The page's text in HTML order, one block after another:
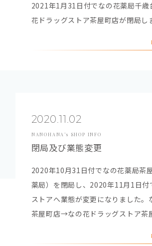
2021年1月31日付でなの花薬局千歳
花ドラッグストア茶屋町店が閉局し
2020.11.02
NANOHANA’s SHOP INFO
閉局及び業態変更
2020年10月31日付でなの花薬局茶
薬局）を閉局し、2020年11月1日付
ストアへ業態が変更になりました。
茶屋町店→なの花ドラッグストア茶